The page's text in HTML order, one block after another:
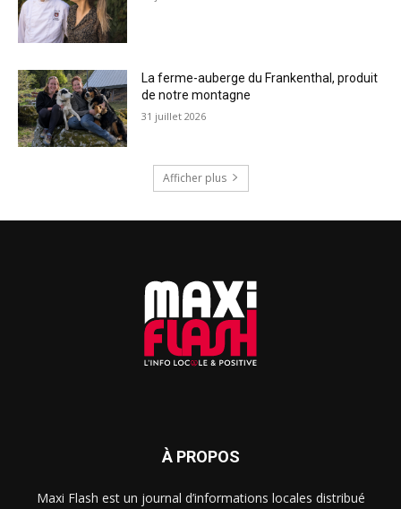
La ferme-auberge du Frankenthal, produit
de notre montagne
31 juillet 2026
Afficher plus
À PROPOS
Maxi Flash est un journal d’informations locales distribué